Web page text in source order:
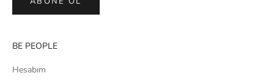
BE PEOPLE
Hesabım